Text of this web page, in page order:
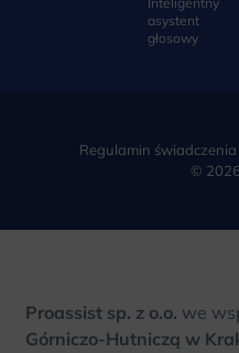
asystent
głosowy
Regulamin świadczenia
©
Proassist sp. z o.o. we
Górniczo-Hutniczą w